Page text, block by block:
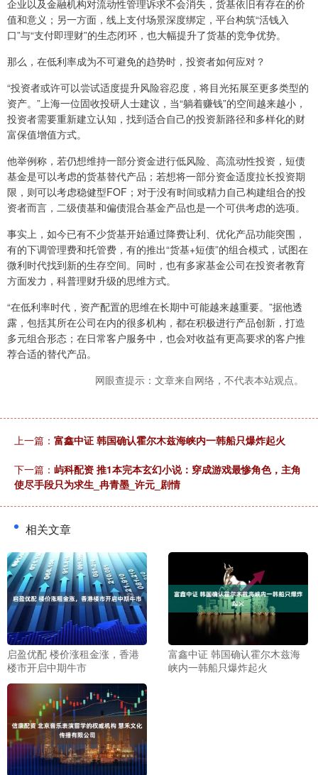
企业以及金融机构对流动性管理诉求不会消失，货基依旧有存在的价
值和意义；另一方面，线上支付场景深度绑定，平台构筑“活钱入
口”与“支付即理财”的生态闭环，也大幅提升了货基的竞争优势。
那么，在低利率成为不可避免的趋势时，投资者如何应对？
“投资者或许可以尝试适度提升风险容忍度，将目光拓展至更多类型的
资产。”上海一位固收投研人士建议，当“躺着赚钱”的空间越来越小，
投资者需要重新建立认知，找到适合自己的投资新路径和多样化的财
富保值增值方式。
他举例称，若仍想维持一部分资金进行低风险、高流动性投资，短债
基金是可以考虑的货基替代产品；若想将一部分资金适度拉长投资期
限，则可以考虑稳健型FOF；对于没有时间或精力自己构建组合的投
资者而言，二级债基和偏债混合基金产品也是一个可供考虑的选项。
事实上，如今已有不少货基开始通过降费让利、优化产品功能突围，
有的下调管理费和托管费，有的推出“货基+短债”的组合模式，试图在
微利时代找到新的生存空间。同时，也有多家基金公司在投资者教育
方面发力，科普理财升级的思维方式。
“在低利率时代，资产配置的思维在长期中可能越来越重要。”据他透
露，包括其所在公司在内的很多机构，都在积极进行产品创新，打造
多元组合形态；在日常客户服务中，也会对收益有更高要求的客户推
荐合适的替代产品。
网眼查提示：文章来自网络，不代表本站观点。
上一篇： 富鑫中证 韩国确认霍尔木兹海峡内一韩船只爆炸起火
下一篇： 屿科配资 推1本完本玄幻小说：穿成游戏最惨角色，主角
使尽手段只为求生_冉青墨_许元_剧情
相关文章
启盈优配 楼价涨租金涨，香港
楼市开启中期牛市
富鑫中证 韩国确认霍尔木兹海
峡内一韩船只爆炸起火